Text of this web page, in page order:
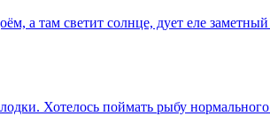
а там светит солнце, дует еле
Хотелось поймать рыбу